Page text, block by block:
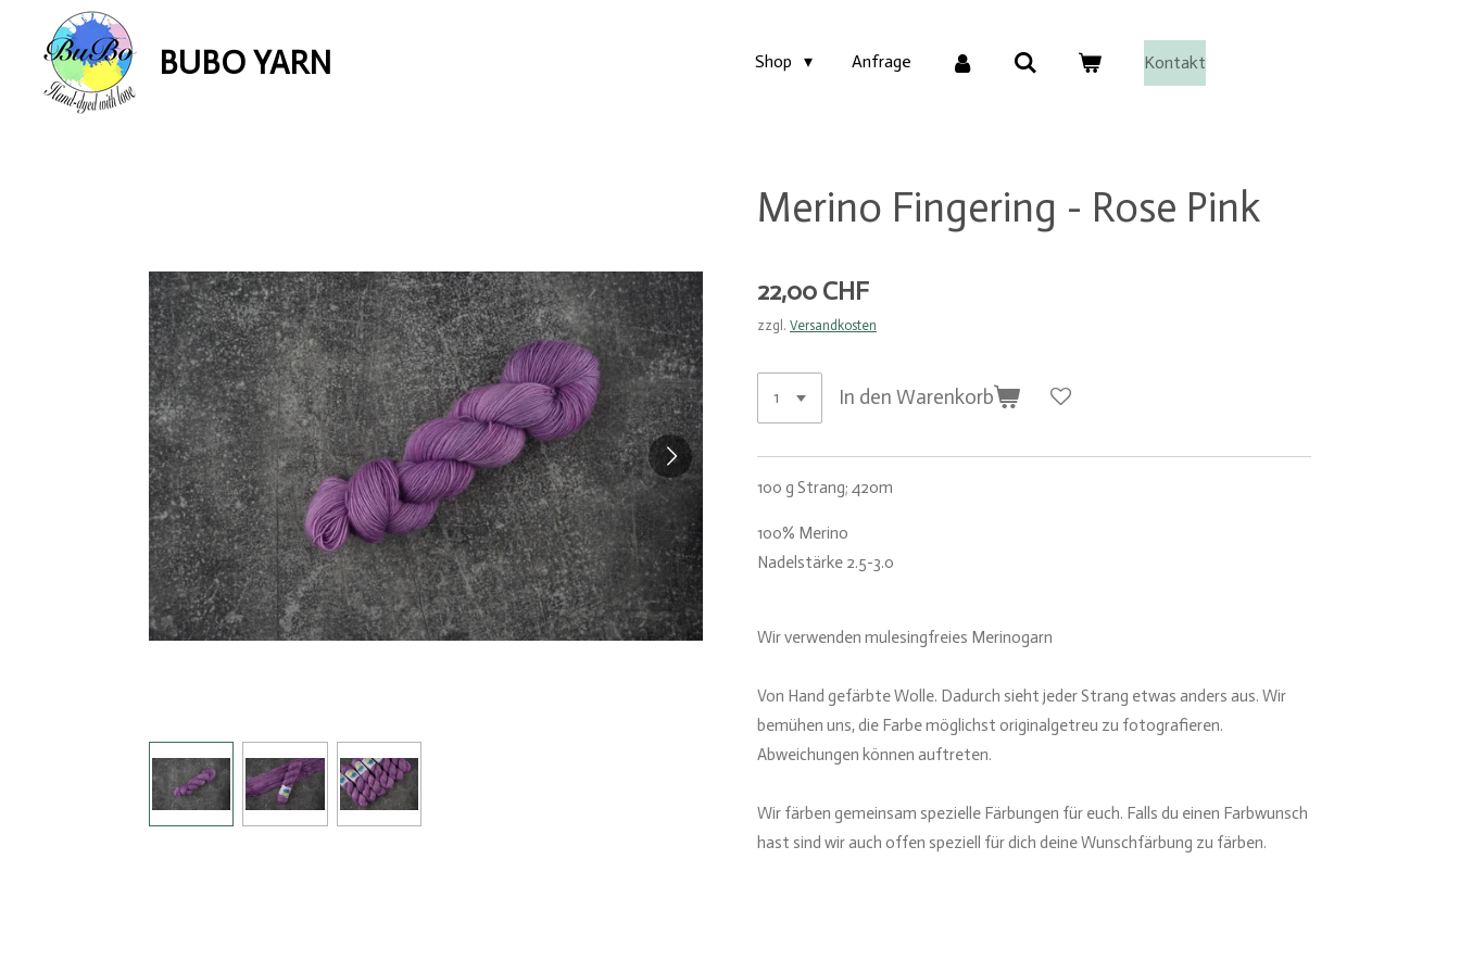
Hauptinhalt
springen
BUBO YARN Shop Anfrage Kontakt
Merino Fingering - Rose Pink
22,00 CHF
zzgl. Versandkosten
In den Warenkorb
100 g Strang; 420m
100% Merino
Nadelstärke 2.5-3.0
Wir verwenden mulesingfreies Merinogarn
Von Hand gefärbte Wolle. Dadurch sieht jeder Strang etwas anders aus. Wir
bemühen uns, die Farbe möglichst originalgetreu zu fotografieren.
Abweichungen können auftreten.
Wir färben gemeinsam spezielle Färbungen für euch. Falls du einen Farbwunsch
hast sind wir auch offen speziell für dich deine Wunschfärbung zu färben.